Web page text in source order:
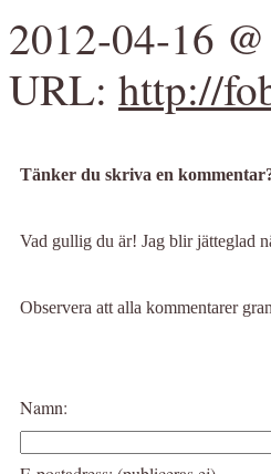
2012-04-16
URL: http://
Tänker du skriva en
Vad gullig du är! Jag blir jätteglad
Observera att alla kommentarer
Namn: